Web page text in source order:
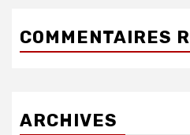
COMMENTAIRES
ARCHIVES